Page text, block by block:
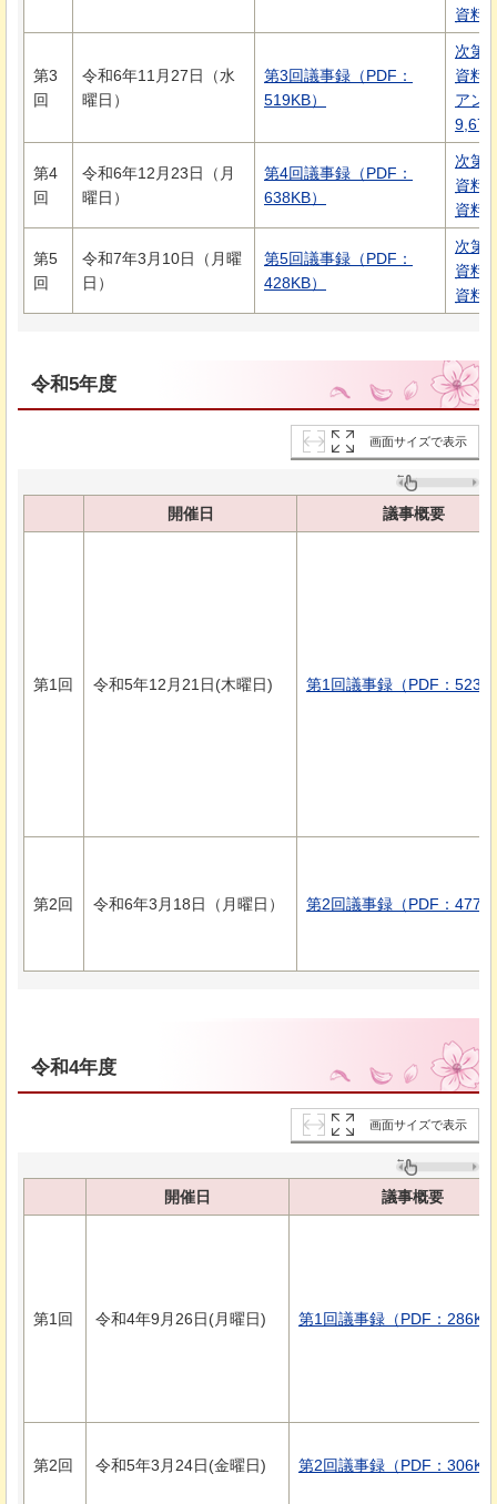
資料
第3
回
令和6年11月27日（水
曜日）
第3回議事録（PDF：
519KB）
次第
資料
アン
第4
回
令和6年12月23日（月
曜日）
第4回議事録（PDF：
638KB）
次第
資料
資料
第5
回
令和7年3月10日（月曜
日）
第5回議事録（PDF：
428KB）
次第
資料
資料
令和5年度
画面サイズで表示
開催日 議事概要
第1回 令和5年12月21日(木曜日) 第1回議事録（PDF：
第2回 令和6年3月18日（月曜日） 第2回議事録（PDF：
令和4年度
画面サイズで表示
開催日 議事概要
第1回 令和4年9月26日(月曜日) 第1回議事録（PDF：286KB
第2回 令和5年3月24日(金曜日) 第2回議事録（PDF：306KB